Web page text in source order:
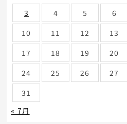
3 4 5 6
10
11 12 13
17
18 19 20
24
25 26 27
31
« 7月